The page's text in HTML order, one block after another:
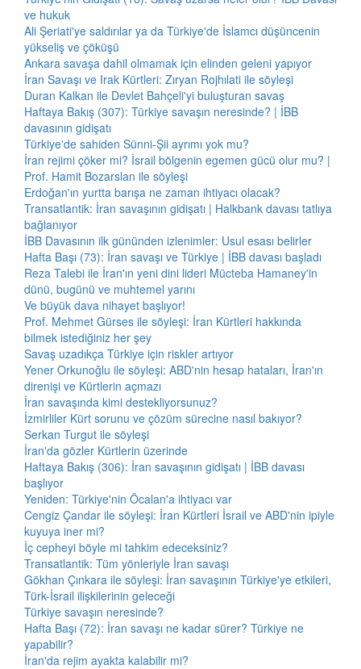
ve hukuk
Ali Şeriati'ye saldırılar ya da Türkiye'de İslamcı düşüncenin
yükseliş ve çöküşü
Ankara savaşa dahil olmamak için elinden geleni yapıyor
İran Savaşı ve Irak Kürtleri: Zıryan Rojhılati ile söyleşi
Duran Kalkan ile Devlet Bahçeli'yi buluşturan savaş
Haftaya Bakış (307): Türkiye savaşın neresinde? | İBB
davasının gidişatı
Türkiye'de sahiden Sünni-Şii ayrımı yok mu?
İran rejimi çöker mi? İsrail bölgenin egemen gücü olur mu? |
Prof. Hamit Bozarslan ile söyleşi
Erdoğan'ın yurtta barışa ne zaman ihtiyacı olacak?
Transatlantik: İran savaşının gidişatı | Halkbank davası tatlıya
bağlanıyor
İBB Davasının ilk gününden izlenimler: Usul esası belirler
Hafta Başı (73): İran savaşı ve Türkiye | İBB davası başladı
Reza Talebi ile İran'ın yeni dini lideri Mücteba Hamaney'in
dünü, bugünü ve muhtemel yarını
Ve büyük dava nihayet başlıyor!
Prof. Mehmet Gürses ile söyleşi: İran Kürtleri hakkında
bilmek istediğiniz her şey
Savaş uzadıkça Türkiye için riskler artıyor
Yener Orkunoğlu ile söyleşi: ABD'nin hesap hataları, İran'ın
direnişi ve Kürtlerin açmazı
İran savaşında kimi destekliyorsunuz?
İzmirliler Kürt sorunu ve çözüm sürecine nasıl bakıyor?
Serkan Turgut ile söyleşi
İran'da gözler Kürtlerin üzerinde
Haftaya Bakış (306): İran savaşının gidişatı | İBB davası
başlıyor
Yeniden: Türkiye'nin Öcalan'a ihtiyacı var
Cengiz Çandar ile söyleşi: İran Kürtleri İsrail ve ABD'nin ipiyle
kuyuya iner mi?
İç cepheyi böyle mi tahkim edeceksiniz?
Transatlantik: Tüm yönleriyle İran savaşı
Gökhan Çınkara ile söyleşi: İran savaşının Türkiye'ye etkileri,
Türk-İsrail ilişkilerinin geleceği
Türkiye savaşın neresinde?
Hafta Başı (72): İran savaşı ne kadar sürer? Türkiye ne
yapabilir?
İran'da rejim ayakta kalabilir mi?